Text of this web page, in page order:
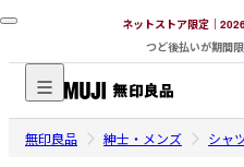
ネットストア限定｜
つど後払いが期間
無
印
無印良品 紳士・メンズ シャ